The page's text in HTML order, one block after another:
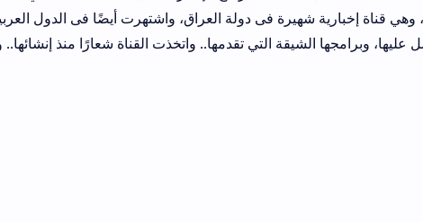
عراقية تم تقديمها لأول مرة منذ عام 2012، وهي قناة إخبارية شهيرة فى دولة العراق، واشتهرت أيضًا فى الدول
وبرامجها الشيقة التي تقدمها.. واتخذت القناة شعارًا منذ إنشائها..